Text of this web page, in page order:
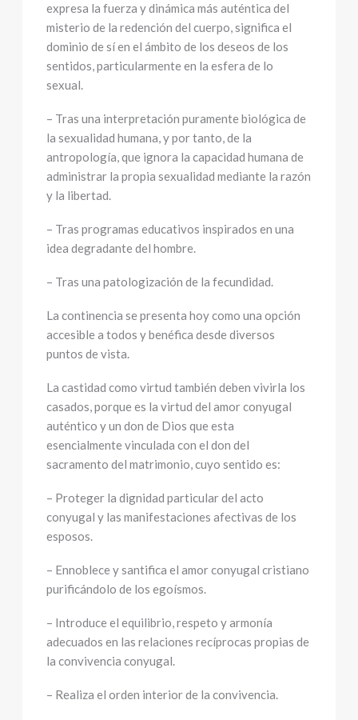
expresa la fuerza y dinámica más auténtica del
misterio de la redención del cuerpo, significa el
dominio de sí en el ámbito de los deseos de los
sentidos, particularmente en la esfera de lo
sexual.
– Tras una interpretación puramente biológica de
la sexualidad humana, y por tanto, de la
antropología, que ignora la capacidad humana de
administrar la propia sexualidad mediante la razón
y la libertad.
– Tras programas educativos inspirados en una
idea degradante del hombre.
– Tras una patologización de la fecundidad.
La continencia se presenta hoy como una opción
accesible a todos y benéfica desde diversos
puntos de vista.
La castidad como virtud también deben vivirla los
casados, porque es la virtud del amor conyugal
auténtico y un don de Dios que esta
esencialmente vinculada con el don del
sacramento del matrimonio, cuyo sentido es:
– Proteger la dignidad particular del acto
conyugal y las manifestaciones afectivas de los
esposos.
– Ennoblece y santifica el amor conyugal cristiano
purificándolo de los egoísmos.
– Introduce el equilibrio, respeto y armonía
adecuados en las relaciones recíprocas propias de
la convivencia conyugal.
– Realiza el orden interior de la convivencia.